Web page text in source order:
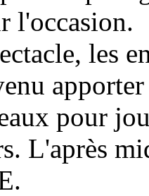
l'occasion.
les
pour
L'après